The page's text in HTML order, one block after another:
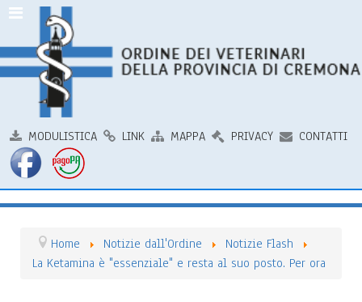
MODULISTICA LINK MAPPA PRIVACY CONTATTI
Home Notizie dall'Ordine
Notizie Flash
La Ketamina è "essenziale" e resta al suo posto. Per ora